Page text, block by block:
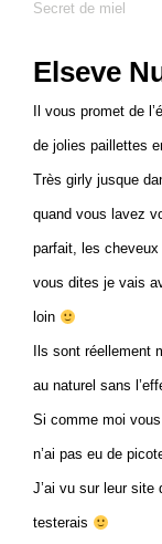
Secret de miel
Elseve
Il vous promet de
de jolies paillettes
Très girly jusque
quand vous lavez
parfait, les
vous dites je vais
loin
Ils sont
au naturel sans
Si comme moi
n’ai pas eu de
J’ai vu sur leur site
testerais